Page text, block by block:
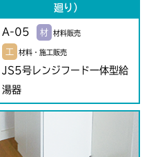
廻り）
A-05 材 材料販売
工 材料・施工販売
JS5号レンジフード一体型給
湯器